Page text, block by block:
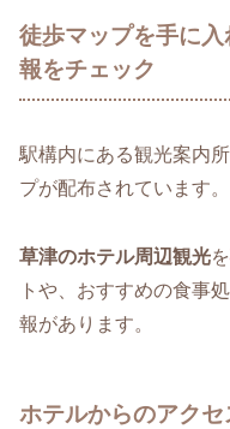
徒歩マップを手に
報をチェック
駅構内にある観光案内
プが配布されています。
草津のホテル周辺観光を
トや、おすすめの食事
報があります。
ホテルからのアク